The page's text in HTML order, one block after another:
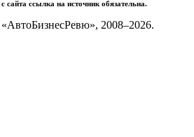
сайта ссылка на источник обязательна.
2008–2026.